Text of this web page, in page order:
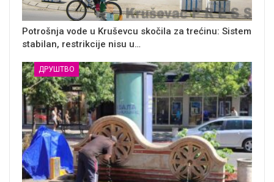
Potrošnja vode u Kruševcu skočila za trećinu: Sistem
stabilan, restrikcije nisu u…
ДРУШТВО